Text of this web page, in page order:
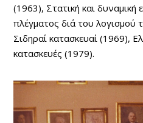
(1963), Στατική και δυναμική
πλέγματος διά του
Σιδηραί κατασκευαί (1969),
κατασκευές (1979).